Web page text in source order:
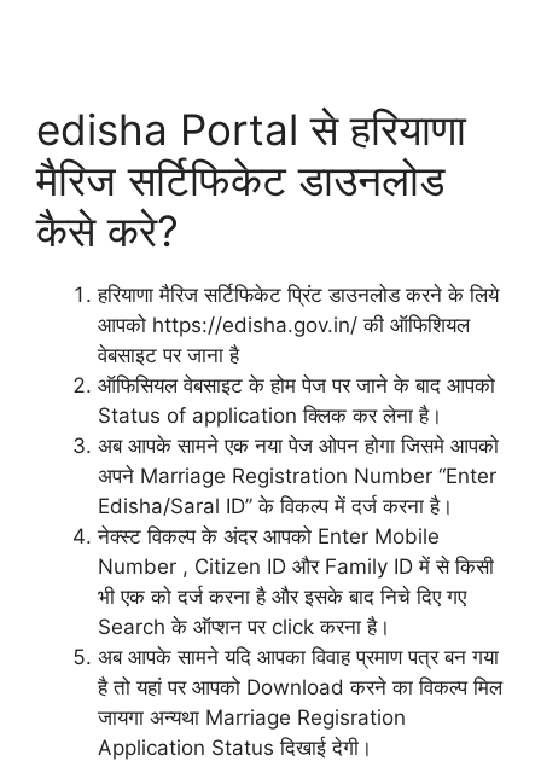
edisha Portal से हरियाणा
मैरिज सर्टिफिकेट डाउनलोड
कैसे करे?
हरियाणा मैरिज सर्टिफिकेट प्रिंट डाउनलोड करने के लिये
आपको https://edisha.gov.in/ की ऑफिशियल
वेबसाइट पर जाना है
ऑफिसियल वेबसाइट के होम पेज पर जाने के बाद आपको
Status of application क्लिक कर लेना है।
अब आपके सामने एक नया पेज ओपन होगा जिसमे आपको
अपने Marriage Registration Number “Enter
Edisha/Saral ID” के विकल्प में दर्ज करना है।
नेक्स्ट विकल्प के अंदर आपको Enter Mobile
Number , Citizen ID और Family ID में से किसी
भी एक को दर्ज करना है और इसके बाद निचे दिए गए
Search के ऑप्शन पर click करना है।
अब आपके सामने यदि आपका विवाह प्रमाण पत्र बन गया
है तो यहां पर आपको Download करने का विकल्प मिल
जायगा अन्यथा Marriage Regisration
Application Status दिखाई देगी।